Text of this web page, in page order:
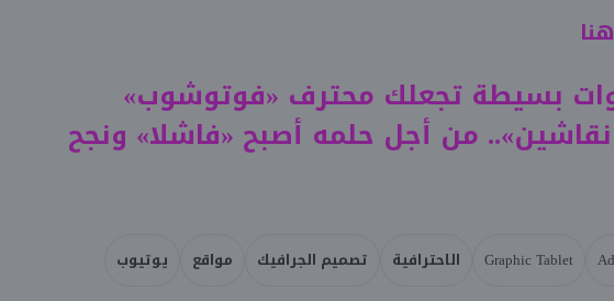
بسيطة تجعلك محترف «فوتوشوب»
من أجل حلمه أصبح «فاشلا» ونجح
Graphic Tablet الاحترافية تصميم الجرافيك مواقع يوتيوب